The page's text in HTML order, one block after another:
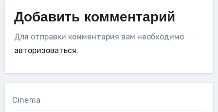
Добавить комментарий
Для отправки комментария вам необходимо
авторизоваться.
Cinema